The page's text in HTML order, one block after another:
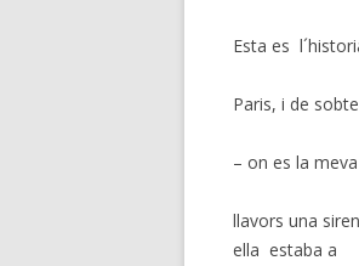
Esta es
Paris, i de
– on es la
llavors una
ella estaba a